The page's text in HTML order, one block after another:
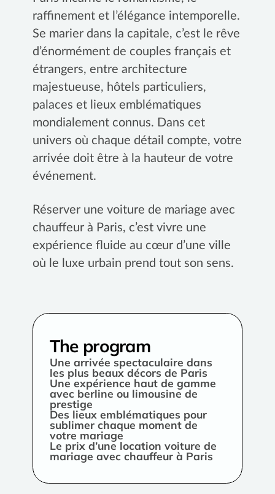
raffinement et l’élégance intemporelle.
Se marier dans la capitale, c’est le rêve
d’énormément de couples français et
étrangers, entre architecture
majestueuse, hôtels particuliers,
palaces et lieux emblématiques
mondialement connus. Dans cet
univers où chaque détail compte, votre
arrivée doit être à la hauteur de votre
événement.
Réserver une voiture de mariage avec
chauffeur à Paris, c’est vivre une
expérience fluide au cœur d’une ville
où le luxe urbain prend tout son sens.
The program
Une arrivée spectaculaire dans
les plus beaux décors de Paris
Une expérience haut de gamme
avec berline ou limousine de
prestige
Des lieux emblématiques pour
sublimer chaque moment de
votre mariage
Le prix d’une location voiture de
mariage avec chauffeur à Paris